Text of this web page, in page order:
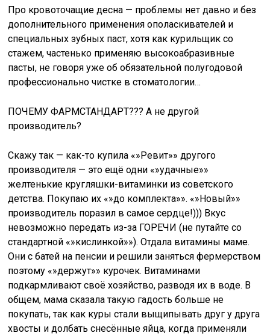
Про кровоточащие десна — проблемы нет давно и без
дополнительного применения ополаскивателей и
специальных зубных паст, хотя как курильщик со
стажем, частенько применяю высокоабразивные
пасты, не говоря уже об обязательной полугодовой
профессионально чистке в стоматологии…
ПОЧЕМУ ФАРМСТАНДАРТ??? А не другой
производитель?
Скажу так — как-то купила «»Ревит»» другого
производителя — это ещё одни «»удачные»»
желтенькие кругляшки-витаминки из советского
детства. Покупаю их «»до комплекта»». «»Новый»»
производитель поразил в самое сердце!))) Вкус
невозможно передать из-за ГОРЕЧИ (не путайте со
стандартной «»кислинкой»»). Отдала витамины маме.
Они с батей на пенсии и решили заняться фермерством
поэтому «»держут»» курочек. Витаминами
подкармливают своё хозяйство, разводя их в воде. В
общем, мама сказала такую гадость больше не
покупать, так как куры стали выщипывать друг у друга
хвосты и долбать снесённые яйца, когда применяли